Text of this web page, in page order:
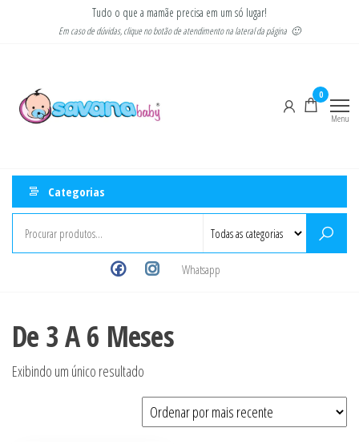
Tudo o que a mamãe precisa em um só lugar!
Em caso de dúvidas, clique no botão de atendimento na lateral da página 🙂
0
Menu
Categorias
Whatsapp
De 3 A 6 Meses
Exibindo um único resultado